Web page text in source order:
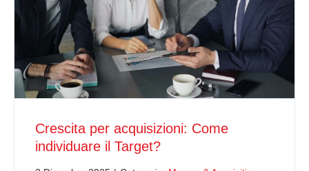
Crescita per acquisizioni: Come
individuare il Target?